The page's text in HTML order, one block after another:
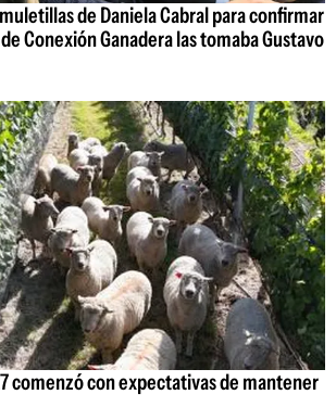
de Daniela Cabral para confirmar
Conexión Ganadera las tomaba Gustavo
comenzó con expectativas de mantener